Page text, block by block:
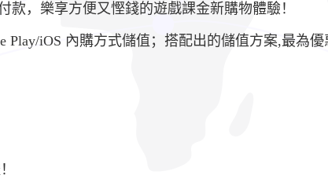
款，樂享方便又慳錢的遊戲課金新購物體驗！
Play/iOS 內購方式儲值；搭配出的儲值方案,最為優